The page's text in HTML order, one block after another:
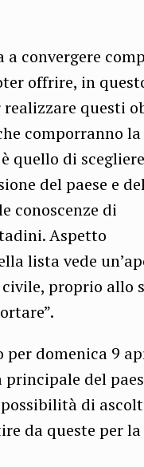
convergere
offrire, in
questi
comporranno
quello di scegliere
del paese e
conoscenze di
Aspetto
lista vede
proprio allo
domenica 9
del
di
da queste per la